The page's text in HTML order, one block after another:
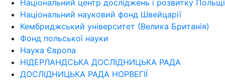
Національний центр досліджень і розвитку Польщі
Національний науковий фонд Швейцарії
Кембриджський університет (Велика Британія)
Фонд польської науки
Наука Європа
НІДЕРЛАНДСЬКА ДОСЛІДНИЦЬКА РАДА
ДОСЛІДНИЦЬКА РАДА НОРВЕГІЇ